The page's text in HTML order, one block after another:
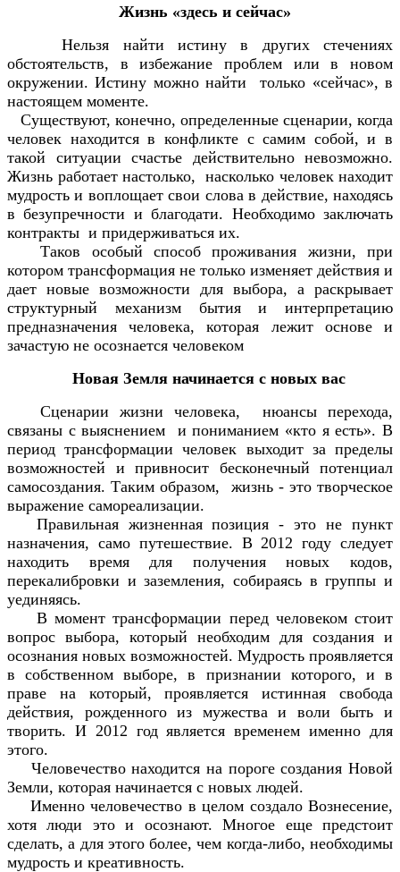
Жизнь «здесь и сейчас»
Нельзя найти истину в других стечениях
обстоятельств, в избежание проблем или в новом
окружении. Истину можно найти только «сейчас», в
настоящем моменте.
Существуют, конечно, определенные сценарии, когда
человек находится в конфликте с самим собой, и в
такой ситуации счастье действительно невозможно.
Жизнь работает настолько, насколько человек находит
мудрость и воплощает свои слова в действие, находясь
в безупречности и благодати. Необходимо заключать
контракты и придерживаться их.
Таков особый способ проживания жизни, при
котором трансформация не только изменяет действия и
дает новые возможности для выбора, а раскрывает
структурный механизм бытия и интерпретацию
предназначения человека, которая лежит основе и
зачастую не осознается человеком
Новая Земля начинается с новых вас
Сценарии жизни человека, нюансы перехода,
связаны с выяснением и пониманием «кто я есть». В
период трансформации человек выходит за пределы
возможностей и привносит бесконечный потенциал
самосоздания. Таким образом, жизнь - это творческое
выражение самореализации.
Правильная жизненная позиция - это не пункт
назначения, само путешествие. В 2012 году следует
находить время для получения новых кодов,
перекалибровки и заземления, собираясь в группы и
уединяясь.
В момент трансформации перед человеком стоит
вопрос выбора, который необходим для создания и
осознания новых возможностей. Мудрость проявляется
в собственном выборе, в признании которого, и в
праве на который, проявляется истинная свобода
действия, рожденного из мужества и воли быть и
творить. И 2012 год является временем именно для
этого.
Человечество находится на пороге создания Новой
Земли, которая начинается с новых людей.
Именно человечество в целом создало Вознесение,
хотя люди это и осознают. Многое еще предстоит
сделать, а для этого более, чем когда-либо, необходимы
мудрость и креативность.